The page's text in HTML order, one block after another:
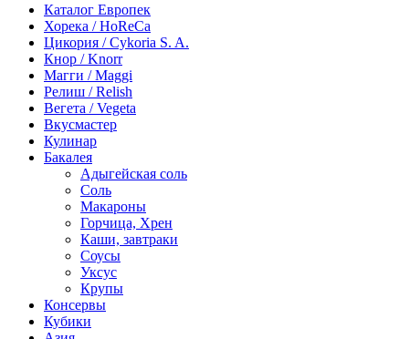
Каталог Европек
Хорека / HoReCa
Цикория / Cykoria S. A.
Кнор / Knorr
Магги / Maggi
Релиш / Relish
Вегета / Vegeta
Вкусмастер
Кулинар
Бакалея
Адыгейская соль
Соль
Макароны
Горчица, Хрен
Каши, завтраки
Соусы
Уксус
Крупы
Консервы
Кубики